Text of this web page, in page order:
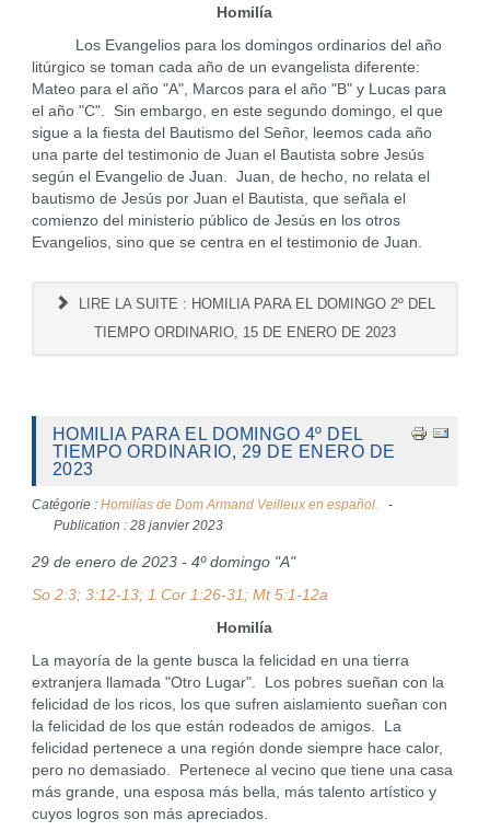
Homilía
Los Evangelios para los domingos ordinarios del año
litúrgico se toman cada año de un evangelista diferente:
Mateo para el año "A", Marcos para el año "B" y Lucas para
el año "C". Sin embargo, en este segundo domingo, el que
sigue a la fiesta del Bautismo del Señor, leemos cada año
una parte del testimonio de Juan el Bautista sobre Jesús
según el Evangelio de Juan. Juan, de hecho, no relata el
bautismo de Jesús por Juan el Bautista, que señala el
comienzo del ministerio público de Jesús en los otros
Evangelios, sino que se centra en el testimonio de Juan.
LIRE LA SUITE : HOMILIA PARA EL DOMINGO 2º DEL
TIEMPO ORDINARIO, 15 DE ENERO DE 2023
HOMILIA PARA EL DOMINGO 4º DEL
TIEMPO ORDINARIO, 29 DE ENERO DE
2023
Catégorie : Homilías de Dom Armand Veilleux en español.
Publication : 28 janvier 2023
29 de enero de 2023 - 4º domingo "A"
So 2:3; 3:12-13; 1 Cor 1:26-31; Mt 5:1-12a
Homilía
La mayoría de la gente busca la felicidad en una tierra
extranjera llamada "Otro Lugar". Los pobres sueñan con la
felicidad de los ricos, los que sufren aislamiento sueñan con
la felicidad de los que están rodeados de amigos. La
felicidad pertenece a una región donde siempre hace calor,
pero no demasiado. Pertenece al vecino que tiene una casa
más grande, una esposa más bella, más talento artístico y
cuyos logros son más apreciados.